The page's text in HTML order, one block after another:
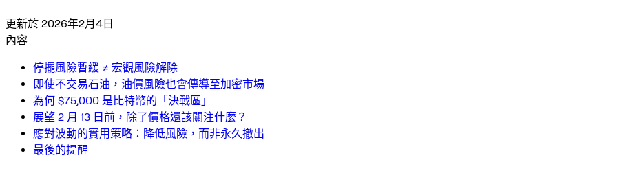
更新於 2026年2月4日
內容
停擺風險暫緩 ≠ 宏觀風險解除
即使不交易石油，油價風險也會傳導至加密市場
為何 $75,000 是比特幣的「決戰區」
展望 2 月 13 日前，除了價格還該關注什麼？
應對波動的實用策略：降低風險，而非永久撤出
最後的提醒